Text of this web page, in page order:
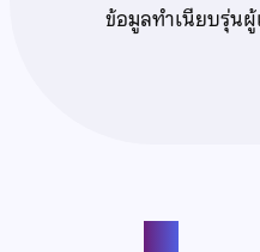
ข้อมูลทำเนียบรุ่น